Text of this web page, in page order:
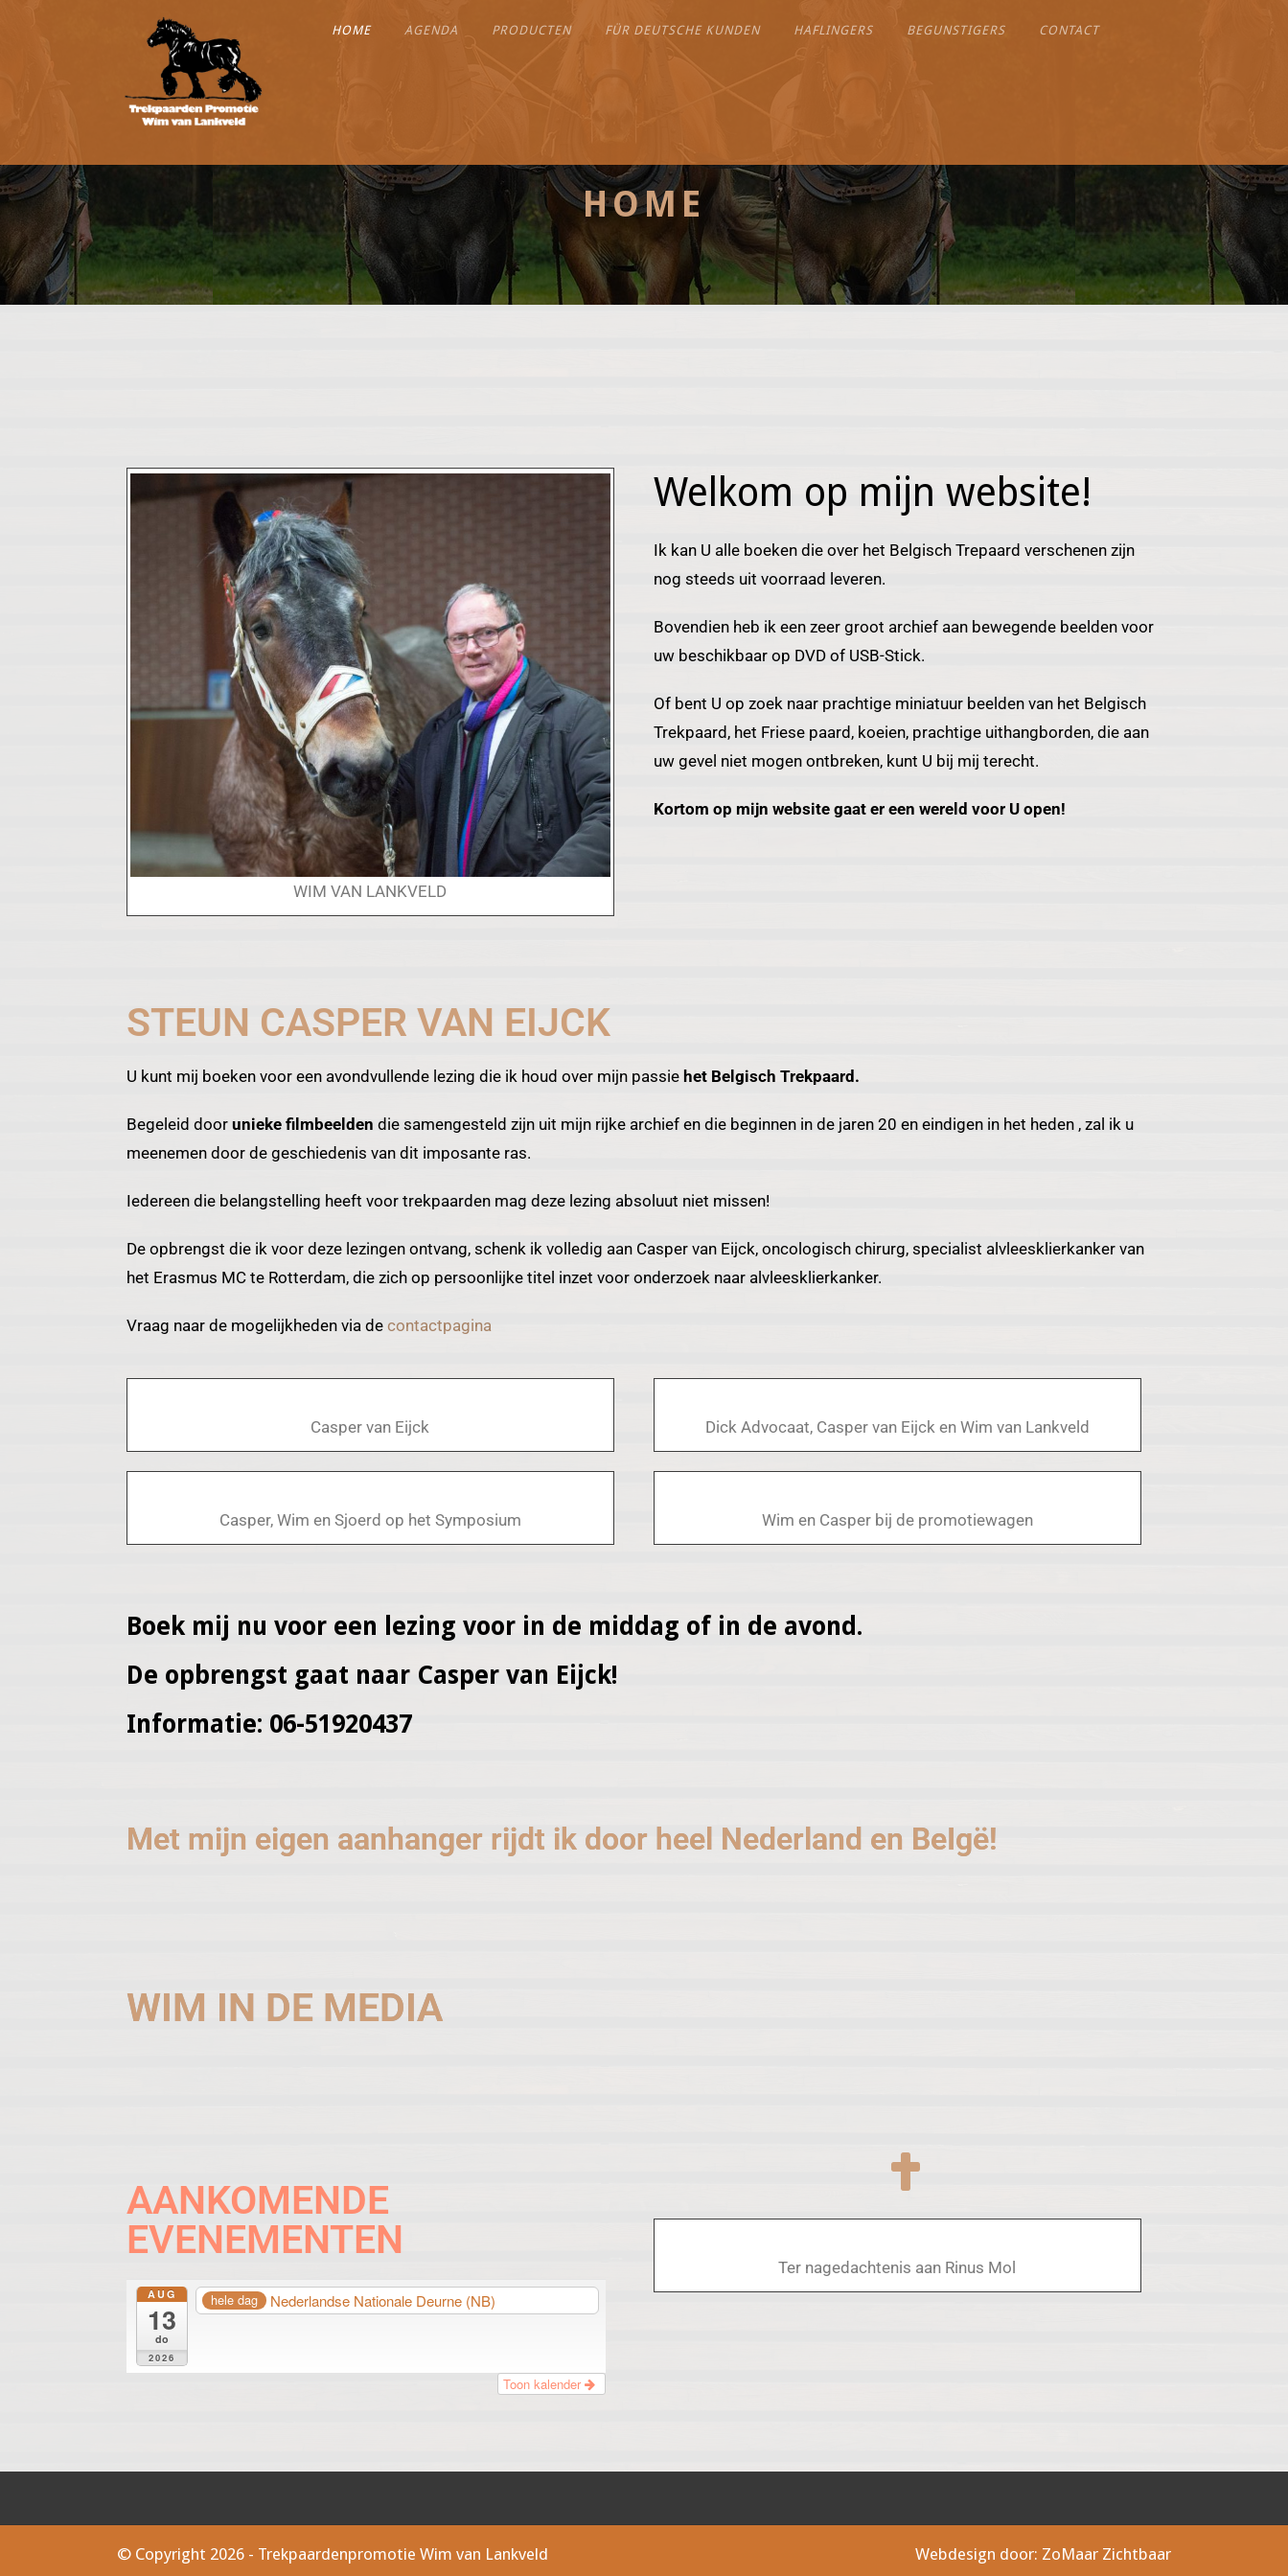
HOME AGENDA PRODUCTEN FÜR DEUTSCHE KUNDEN HAFLINGERS BEGUNSTIGERS CONTACT
HOME
WIM VAN LANKVELD
Welkom op mijn website!
Ik kan U alle boeken die over het Belgisch Trepaard verschenen zijn
nog steeds uit voorraad leveren.
Bovendien heb ik een zeer groot archief aan bewegende beelden voor
uw beschikbaar op DVD of USB-Stick.
Of bent U op zoek naar prachtige miniatuur beelden van het Belgisch
Trekpaard, het Friese paard, koeien, prachtige uithangborden, die aan
uw gevel niet mogen ontbreken, kunt U bij mij terecht.
Kortom op mijn website gaat er een wereld voor U open!
STEUN CASPER VAN EIJCK
U kunt mij boeken voor een avondvullende lezing die ik houd over mijn passie het Belgisch Trekpaard.
Begeleid door unieke filmbeelden die samengesteld zijn uit mijn rijke archief en die beginnen in de jaren 20 en eindigen in het heden , zal ik u
meenemen door de geschiedenis van dit imposante ras.
Iedereen die belangstelling heeft voor trekpaarden mag deze lezing absoluut niet missen!
De opbrengst die ik voor deze lezingen ontvang, schenk ik volledig aan Casper van Eijck, oncologisch chirurg, specialist alvleesklierkanker van
het Erasmus MC te Rotterdam, die zich op persoonlijke titel inzet voor onderzoek naar alvleesklierkanker.
Vraag naar de mogelijkheden via de contactpagina
Casper van Eijck
Casper, Wim en Sjoerd op het Symposium
Dick Advocaat, Casper van Eijck en Wim van Lankveld
Wim en Casper bij de promotiewagen
Boek mij nu voor een lezing voor in de middag of in de avond.
De opbrengst gaat naar Casper van Eijck!
Informatie: 06-51920437
Met mijn eigen aanhanger rijdt ik door heel Nederland en BeIgë!
WIM IN DE MEDIA
AANKOMENDE
EVENEMENTEN
AUG
13
do
2026
hele dag Nederlandse Nationale Deurne (NB)
Toon kalender
Ter nagedachtenis aan Rinus Mol
© Copyright 2026 - Trekpaardenpromotie Wim van Lankveld Webdesign door: ZoMaar Zichtbaar